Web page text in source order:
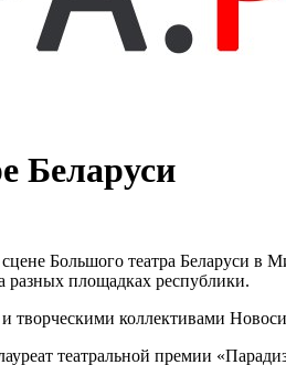
Беларуси
Большого театра Беларуси в
разных площадках республики.
творческими коллективами
театральной премии